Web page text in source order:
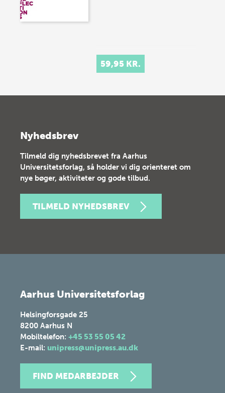
59,95 KR.
Nyhedsbrev
Tilmeld dig nyhedsbrevet fra Aarhus
Universitetsforlag, så holder vi dig orienteret om
nye bøger, aktiviteter og gode tilbud.
TILMELD NYHEDSBREV
Aarhus Universitetsforlag
Helsingforsgade 25
8200 Aarhus N
Mobiltelefon: +45 53 55 05 42
E-mail: unipress@unipress.au.dk
FIND MEDARBEJDER